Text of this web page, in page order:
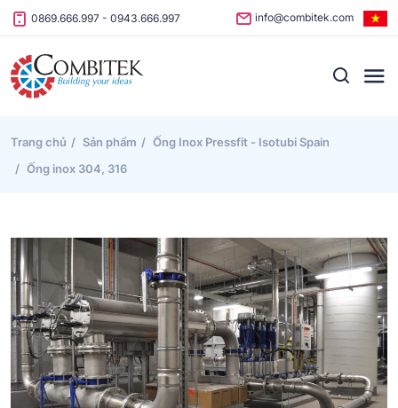
Skip to content
0869.666.997 - 0943.666.997 info@combitek.com
Trang chủ Sản phẩm
Ống Inox Pressfit - Isotubi Spain
Ống inox 304, 316